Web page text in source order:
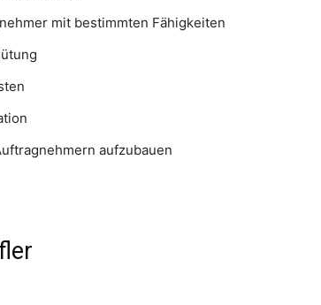
mit bestimmten Fähigkeiten
aufzubauen